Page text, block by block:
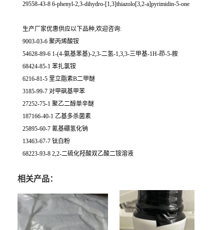
29558-43-8 6-phenyl-2,3-dihydro-[1,3]thiazolo[3,2-a]pyrimidin-5-one
生产厂家优惠供应以下品种,欢迎咨询:
9003-03-6 聚丙烯酸铵
54628-89-6 1-(4-氨基苯基)-2,3-二氢-1,3,3-三甲基-1H-茚-5-胺
68424-85-1 苯扎氯铵
6216-81-5 里立脂素B二甲醚
3185-99-7 对甲砜基甲苯
27252-75-1 聚乙二醇单辛醚
187166-40-1 乙基多杀菌素
25895-60-7 氰基硼氢化钠
13463-67-7 钛白粉
68223-93-8 2,2-二硫化羟酸双乙酸二铵溶液
相关产品：